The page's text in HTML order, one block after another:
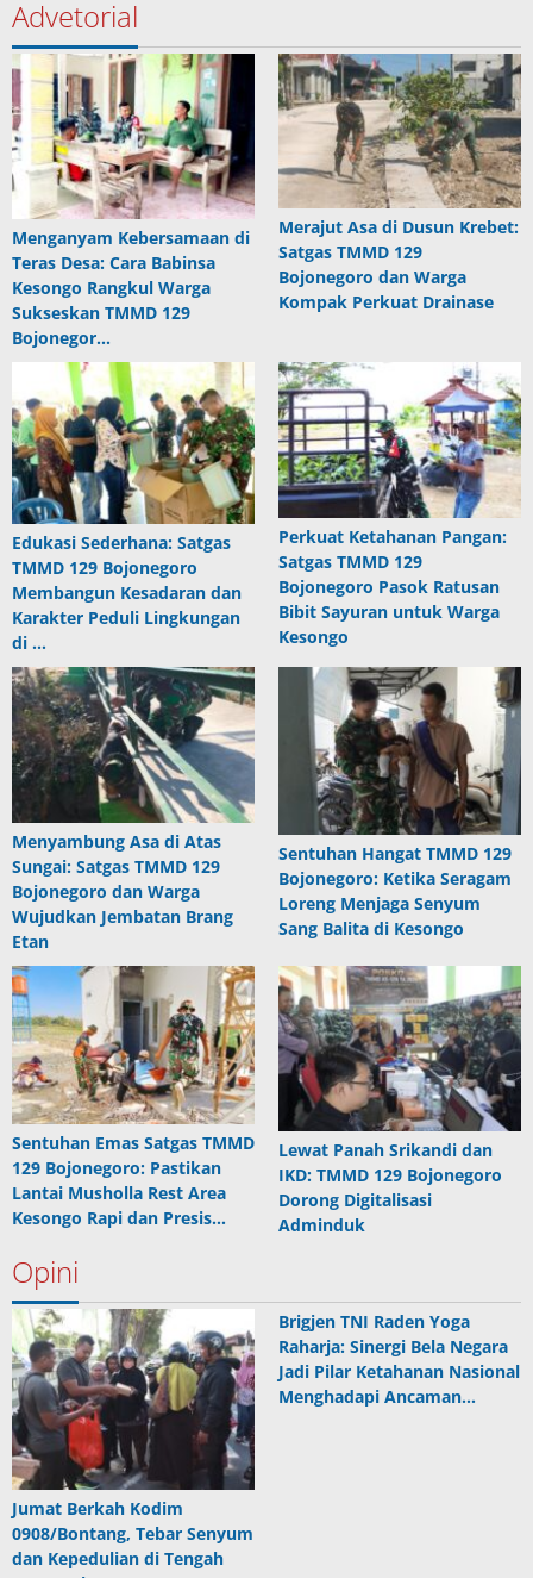
Advetorial
Menganyam Kebersamaan di
Teras Desa: Cara Babinsa
Kesongo Rangkul Warga
Sukseskan TMMD 129
Bojonegor…
Merajut Asa di Dusun Krebet:
Satgas TMMD 129
Bojonegoro dan Warga
Kompak Perkuat Drainase
Edukasi Sederhana: Satgas
TMMD 129 Bojonegoro
Membangun Kesadaran dan
Karakter Peduli Lingkungan
di …
Perkuat Ketahanan Pangan:
Satgas TMMD 129
Bojonegoro Pasok Ratusan
Bibit Sayuran untuk Warga
Kesongo
Menyambung Asa di Atas
Sungai: Satgas TMMD 129
Bojonegoro dan Warga
Wujudkan Jembatan Brang
Etan
Sentuhan Hangat TMMD 129
Bojonegoro: Ketika Seragam
Loreng Menjaga Senyum
Sang Balita di Kesongo
Sentuhan Emas Satgas TMMD
129 Bojonegoro: Pastikan
Lantai Musholla Rest Area
Kesongo Rapi dan Presis…
Lewat Panah Srikandi dan
IKD: TMMD 129 Bojonegoro
Dorong Digitalisasi
Adminduk
Opini
Jumat Berkah Kodim
0908/Bontang, Tebar Senyum
dan Kepedulian di Tengah
Brigjen TNI Raden Yoga
Raharja: Sinergi Bela Negara
Jadi Pilar Ketahanan Nasional
Menghadapi Ancaman…